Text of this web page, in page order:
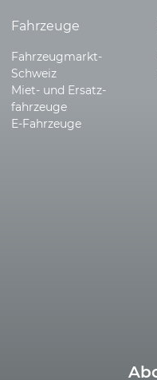
Fahrzeuge
Fahrzeugmarkt-
Schweiz
Miet- und Ersatz­
fahrzeuge
E-Fahrzeuge